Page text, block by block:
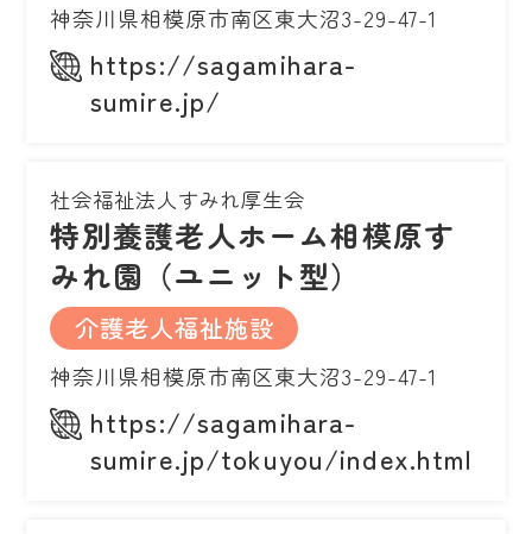
神奈川県相模原市南区東大沼3-29-47-1
https://sagamihara-
sumire.jp/
社会福祉法人すみれ厚生会
特別養護老人ホーム相模原す
みれ園（ユニット型）
介護老人福祉施設
神奈川県相模原市南区東大沼3-29-47-1
https://sagamihara-
sumire.jp/tokuyou/index.html